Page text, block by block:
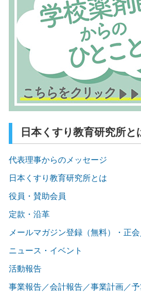
日本くすり教育研究所と
代表理事からのメッセージ
日本くすり教育研究所とは
役員・賛助会員
定款・沿革
メールマガジン登録（無料）・正
ニュース・イベント
活動報告
事業報告／会計報告／事業計画／